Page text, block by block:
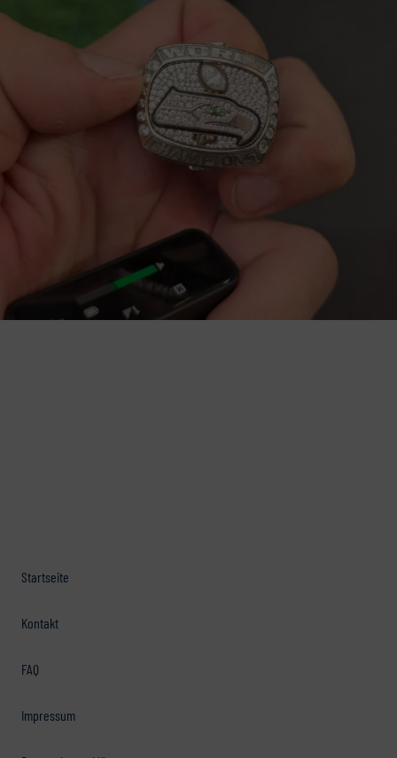
Startseite
Kontakt
FAQ
Impressum